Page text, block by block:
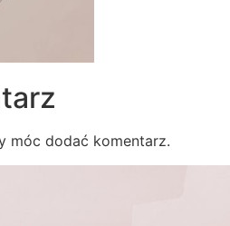
móc dodać komentarz.